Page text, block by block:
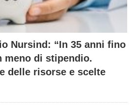
Nursind: “In 35 anni fino
meno di stipendio.
delle risorse e scelte